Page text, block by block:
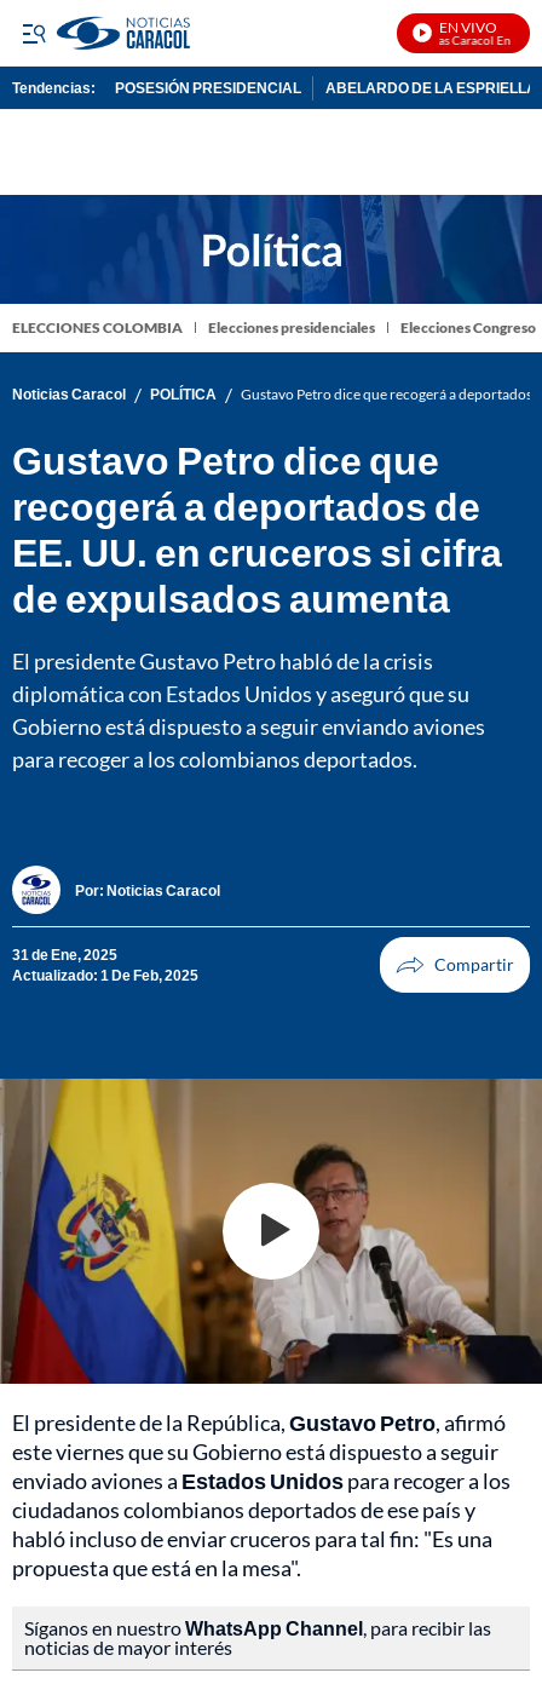
EN VIVO
Noticias Caracol En Vivo
Tendencias: POSESIÓN PRESIDENCIAL ABELARDO DE LA ESPRIELLA
ELECCIONES COLOMBIA Elecciones presidenciales Elecciones Congreso
Noticias Caracol / POLÍTICA / Gustavo Petro dice que recogerá a deportados
Gustavo Petro dice que
recogerá a deportados de
EE. UU. en cruceros si cifra
de expulsados aumenta
El presidente Gustavo Petro habló de la crisis
diplomática con Estados Unidos y aseguró que su
Gobierno está dispuesto a seguir enviando aviones
para recoger a los colombianos deportados.
Por: Noticias Caracol
31 de Ene, 2025
Actualizado: 1 De Feb, 2025
El presidente de la República,Gustavo Petro, afirmó
este viernes que su Gobierno está dispuesto a seguir
enviado aviones a Estados Unidospara recoger a los
ciudadanos colombianos deportados de ese país y
habló incluso de enviar cruceros para tal fin: "Es una
propuesta que está en la mesa".
Síganos en nuestroWhatsApp Channel , para recibir las
noticias de mayor interés